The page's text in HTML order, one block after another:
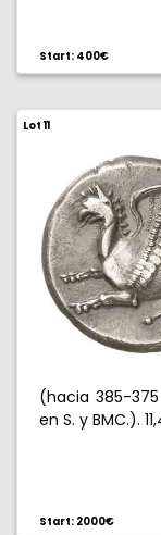
Start: 400€
Lot 11
(hacia 385-
en S. y BMC.).
Start: 2000€